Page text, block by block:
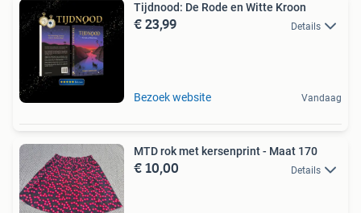
Tijdnood: De Rode en Witte Kroon
€ 23,99 Details
Bezoek website Vandaag
MTD rok met kersenprint - Maat 170
€ 10,00 Details